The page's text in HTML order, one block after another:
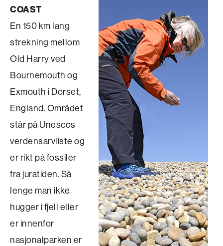
COAST
En 150 km lang
strekning mellom
Old Harry ved
Bournemouth og
Exmouth i Dorset,
England. Området
står på Unescos
verdensarvliste og
er rikt på fossiler
fra juratiden. Så
lenge man ikke
hugger i fjell eller
er innenfor
nasjonalparken er